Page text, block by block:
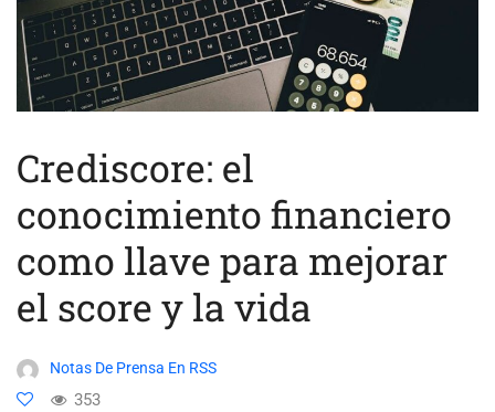
Crediscore: el
conocimiento financiero
como llave para mejorar
el score y la vida
Notas De Prensa En RSS
353